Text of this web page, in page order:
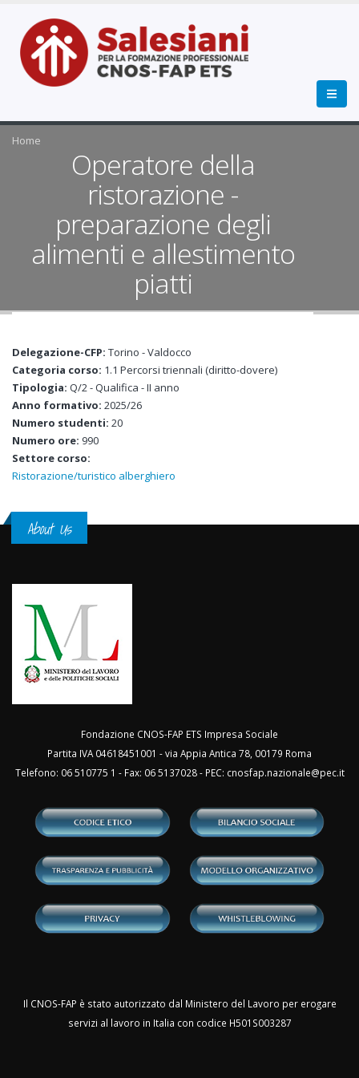
Home
Operatore della
ristorazione -
preparazione degli
alimenti e allestimento
piatti
Delegazione-CFP: Torino - Valdocco
Categoria corso: 1.1 Percorsi triennali (diritto-dovere)
Tipologia: Q/2 - Qualifica - II anno
Anno formativo: 2025/26
Numero studenti: 20
Numero ore: 990
Settore corso:
Ristorazione/turistico alberghiero
About Us
Fondazione CNOS-FAP ETS Impresa Sociale
Partita IVA 04618451001 - via Appia Antica 78, 00179 Roma
Telefono: 06 510775 1 - Fax: 06 5137028 - PEC: cnosfap.nazionale@pec.it
Il CNOS-FAP è stato autorizzato dal Ministero del Lavoro per erogare
servizi al lavoro in Italia con codice H501S003287